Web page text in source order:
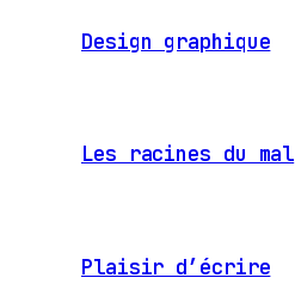
Design graphique
Les racines du mal
Plaisir d’écrire